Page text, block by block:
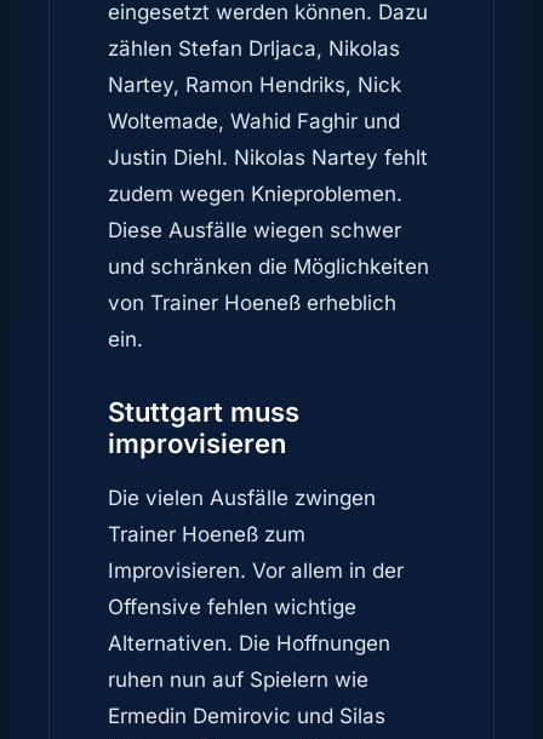
eingesetzt werden können. Dazu
zählen Stefan Drljaca, Nikolas
Nartey, Ramon Hendriks, Nick
Woltemade, Wahid Faghir und
Justin Diehl. Nikolas Nartey fehlt
zudem wegen Knieproblemen.
Diese Ausfälle wiegen schwer
und schränken die Möglichkeiten
von Trainer Hoeneß erheblich
ein.
Stuttgart muss
improvisieren
Die vielen Ausfälle zwingen
Trainer Hoeneß zum
Improvisieren. Vor allem in der
Offensive fehlen wichtige
Alternativen. Die Hoffnungen
ruhen nun auf Spielern wie
Ermedin Demirovic und Silas